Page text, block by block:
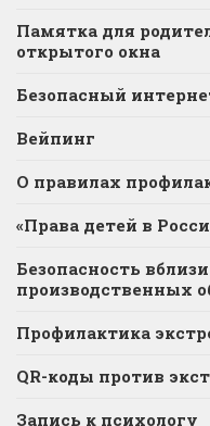
Памятка для
открытого окна
Безопасный
Вейпинг
О правилах
«Права детей в
Безопасность
производственных
Профилактика
QR-коды против
Запись к психологу